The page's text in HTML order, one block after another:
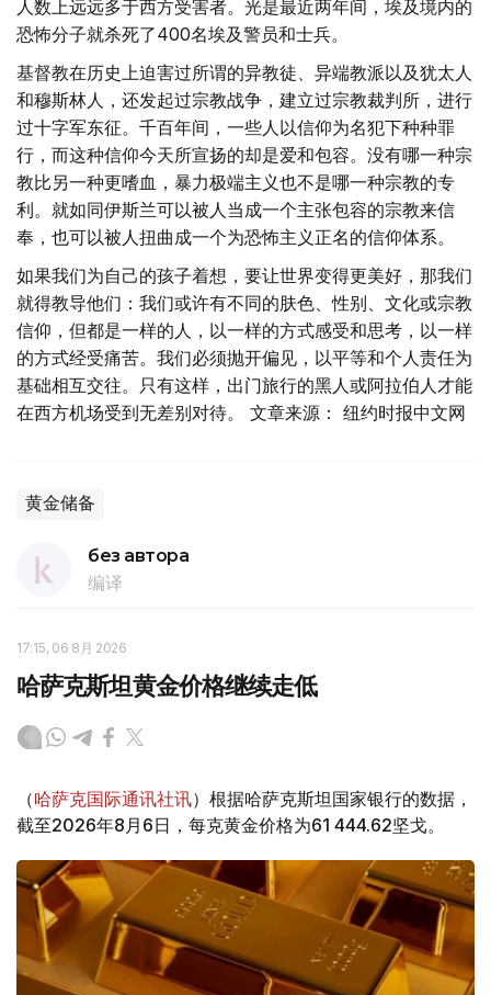
人数上远远多于西方受害者。光是最近两年间，埃及境内的
恐怖分子就杀死了400名埃及警员和士兵。
基督教在历史上迫害过所谓的异教徒、异端教派以及犹太人
和穆斯林人，还发起过宗教战争，建立过宗教裁判所，进行
过十字军东征。千百年间，一些人以信仰为名犯下种种罪
行，而这种信仰今天所宣扬的却是爱和包容。没有哪一种宗
教比另一种更嗜血，暴力极端主义也不是哪一种宗教的专
利。就如同伊斯兰可以被人当成一个主张包容的宗教来信
奉，也可以被人扭曲成一个为恐怖主义正名的信仰体系。
如果我们为自己的孩子着想，要让世界变得更美好，那我们
就得教导他们：我们或许有不同的肤色、性别、文化或宗教
信仰，但都是一样的人，以一样的方式感受和思考，以一样
的方式经受痛苦。我们必须抛开偏见，以平等和个人责任为
基础相互交往。只有这样，出门旅行的黑人或阿拉伯人才能
在西方机场受到无差别对待。 文章来源： 纽约时报中文网
黄金储备
без автора
编译
17:15, 06 8月 2026
哈萨克斯坦黄金价格继续走低
（哈萨克国际通讯社讯）根据哈萨克斯坦国家银行的数据，
截至2026年8月6日，每克黄金价格为61 444.62坚戈。